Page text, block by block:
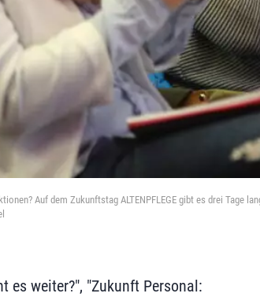
Auf dem Zukunftstag ALTENPFLEGE gibt es drei Tage
es weiter?", "Zukunft Personal: